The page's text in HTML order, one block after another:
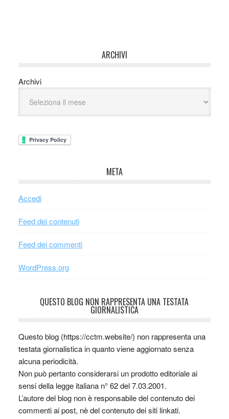
ARCHIVI
Archivi
META
Accedi
Feed dei contenuti
Feed dei commenti
WordPress.org
QUESTO BLOG NON RAPPRESENTA UNA TESTATA
GIORNALISTICA
Questo blog (https://cctm.website/) non rappresenta una
testata giornalistica in quanto viene aggiornato senza
alcuna periodicità.
Non può pertanto considerarsi un prodotto editoriale ai
sensi della legge italiana n° 62 del 7.03.2001.
L’autore del blog non è responsabile del contenuto dei
commenti ai post, nè del contenuto dei siti linkati.